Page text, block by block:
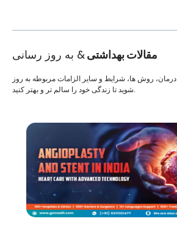
مقالات بهداشتی& به روز رسانی
درمان، روش ها، شرایط و سایر الزامات مربوطه به روز
شوید تا زندگی خود را سالم تر و بهتر کنید.